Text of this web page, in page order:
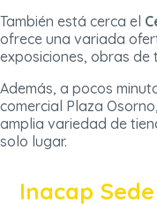
También está cerca el
ofrece una variada
exposiciones, obras de
Además, a pocos
comercial Plaza
amplia variedad de
solo lugar.
Inacap